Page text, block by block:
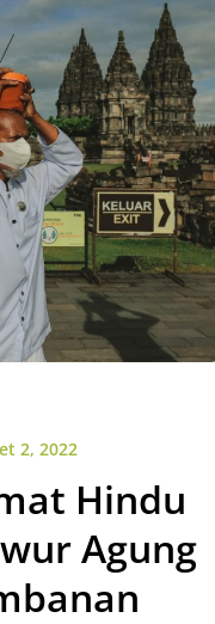
2, 2022
Hindu
Agung